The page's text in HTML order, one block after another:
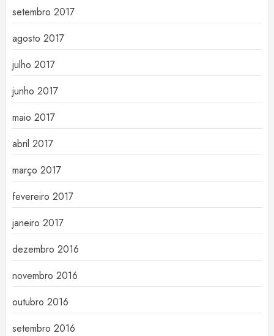
setembro 2017
agosto 2017
julho 2017
junho 2017
maio 2017
abril 2017
março 2017
fevereiro 2017
janeiro 2017
dezembro 2016
novembro 2016
outubro 2016
setembro 2016